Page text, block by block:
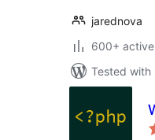
jarednova
600+
Tested with